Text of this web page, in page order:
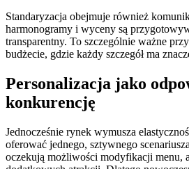
Standaryzacja obejmuje również
harmonogramy i wyceny są
transparentny. To szczególnie ważne
budżecie, gdzie każdy szczegół ma
Personalizacja jako
konkurencję
Jednocześnie rynek wymusza
oferować jednego, sztywnego
oczekują możliwości modyfikacji menu,